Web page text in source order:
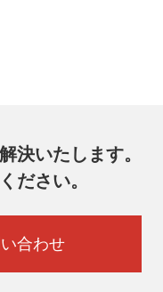
決いたします。
ださい。
合わせ